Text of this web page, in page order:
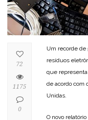
Um recorde de
resíduos
que representa
de acordo com
Unidas.
O novo
72
1175
0